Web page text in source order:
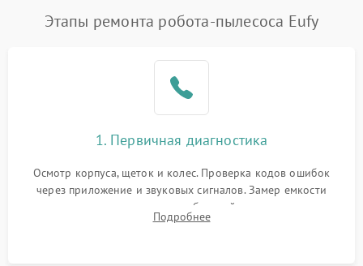
Этапы ремонта робота-пылесоса Eufy
1. Первичная диагностика
Осмотр корпуса, щеток и колес. Проверка кодов ошибок
через приложение и звуковых сигналов. Замер емкости
аккумулятора и тестирование базовой станции зарядки.
Оценка работы лидара, бампера и датчиков падения для
Подробнее